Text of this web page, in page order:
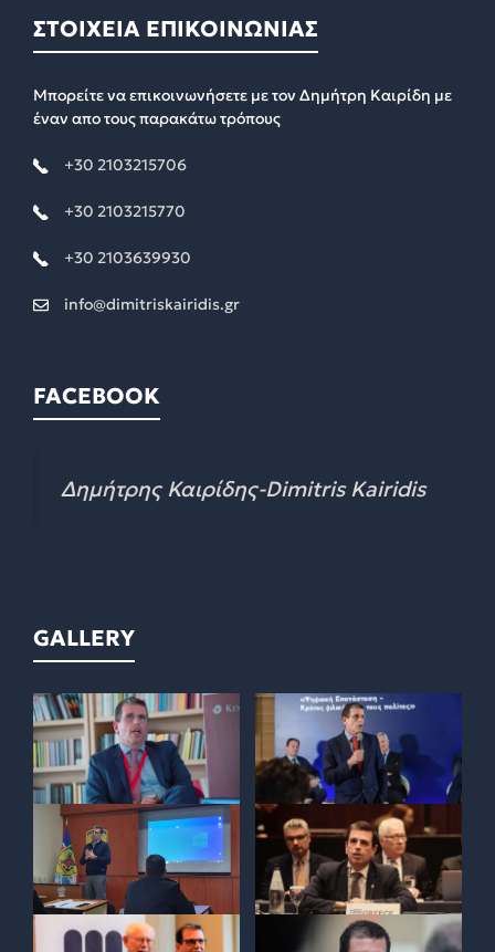
ΣΤΟΙΧΕΙΑ ΕΠΙΚΟΙΝΩΝΙΑΣ
Μπορείτε να επικοινωνήσετε με τον Δημήτρη Καιρίδη με
έναν απο τους παρακάτω τρόπους
+30 2103215706
+30 2103215770
+30 2103639930
info@dimitriskairidis.gr
FACEBOOK
Δημήτρης Καιρίδης-Dimitris Kairidis
GALLERY